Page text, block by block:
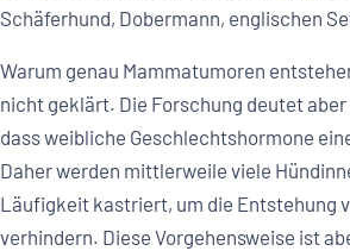
Schäferhund, Dobermann, englischen
Warum genau Mammatumoren
nicht geklärt. Die Forschung deutet
dass weibliche Geschlechtshormone
Daher werden mittlerweile viele
Läufigkeit kastriert, um die Entstehung
verhindern. Diese Vorgehensweise ist